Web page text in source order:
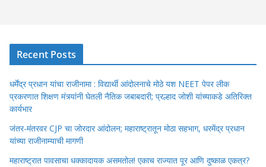
Recent Posts
धर्मेंद्र प्रधान यांचा राजीनामा : विद्यार्थी आंदोलनाचे मोठे यश NEET पेपर लीक
प्रकरणात शिक्षण मंत्र्यांनी घेतली नैतिक जबाबदारी; प्रल्हाद जोशी यांच्याकडे अतिरिक्त
कार्यभार
जंतर-मंतरवर CJP चा जोरदार आंदोलन; महाराष्ट्रातून मोठा सहभाग, धरमेंद्र प्रधान
यांच्या राजीनाम्याची मागणी
महाराष्ट्रात पावसाचा धक्कादायक असमतोल! एकाच राज्यात पूर आणि दुष्काळ एकत्र?